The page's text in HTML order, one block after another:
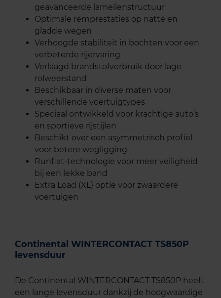
geavanceerde lamellenstructuur
Optimale remprestaties op natte en
gladde wegen
Verhoogde stabiliteit in bochten voor een
verbeterde rijervaring
Verlaagd brandstofverbruik door lage
rolweerstand
Beschikbaar in diverse maten voor
verschillende voertuigtypes
Speciaal ontwikkeld voor krachtige auto’s
en sportieve rijstijlen
Beschikt over een asymmetrisch profiel
voor betere wegligging
Runflat-technologie voor meer veiligheid
bij een lekke band
Extra Load (XL) optie voor zwaardere
voertuigen
Continental WINTERCONTACT TS850P
levensduur
De Continental WINTERCONTACT TS850P heeft
een lange levensduur dankzij de hoogwaardige